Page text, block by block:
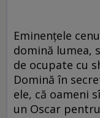
Eminenţele
domină lumea,
de ocupate cu
Domină în
ele, că oameni
un Oscar